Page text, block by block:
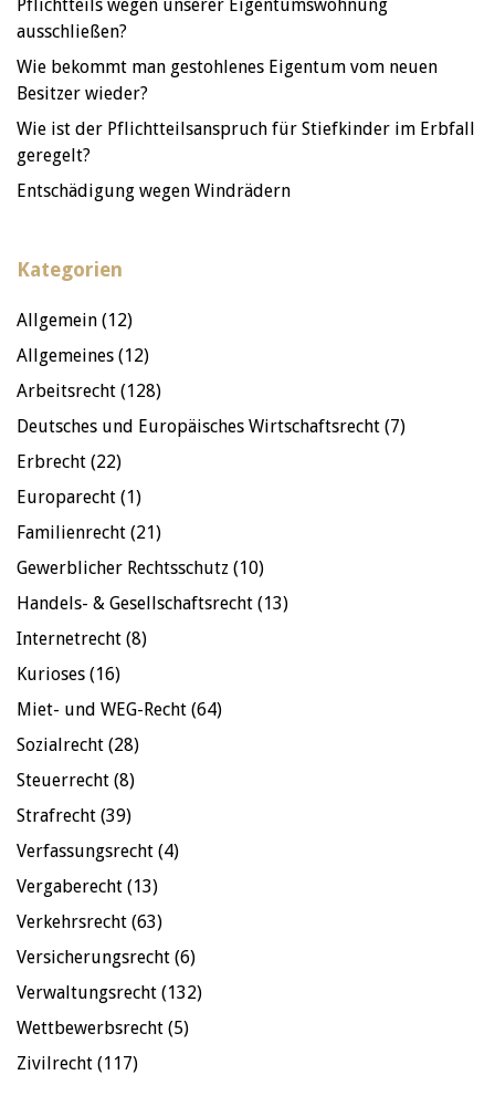
Pflichtteils wegen unserer Eigentumswohnung
ausschließen?
Wie bekommt man gestohlenes Eigentum vom neuen
Besitzer wieder?
Wie ist der Pflichtteilsanspruch für Stiefkinder im Erbfall
geregelt?
Entschädigung wegen Windrädern
Kategorien
Allgemein (12)
Allgemeines (12)
Arbeitsrecht (128)
Deutsches und Europäisches Wirtschaftsrecht (7)
Erbrecht (22)
Europarecht (1)
Familienrecht (21)
Gewerblicher Rechtsschutz (10)
Handels- & Gesellschaftsrecht (13)
Internetrecht (8)
Kurioses (16)
Miet- und WEG-Recht (64)
Sozialrecht (28)
Steuerrecht (8)
Strafrecht (39)
Verfassungsrecht (4)
Vergaberecht (13)
Verkehrsrecht (63)
Versicherungsrecht (6)
Verwaltungsrecht (132)
Wettbewerbsrecht (5)
Zivilrecht (117)